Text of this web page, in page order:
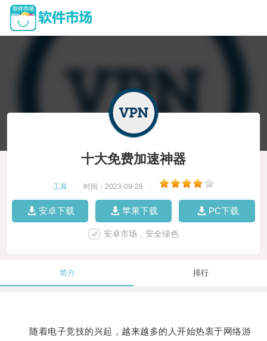
十大免费加速神器
工具 时间：2023-09-28
安卓下载 苹果下载 PC下载
安卓市场，安全绿色
简介 排行
随着电子竞技的兴起，越来越多的人开始热衷于网络游